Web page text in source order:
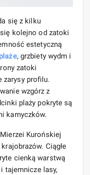
się z kilku
kolejno od zatoki
estetyczną
, grzbiety wydm i
zatoki
zarysy profilu.
wzgórz z
plaży pokryte są
kamyczków.
Kurońskiej
Ciągłe
cienką warstwą
tajemnicze lasy,